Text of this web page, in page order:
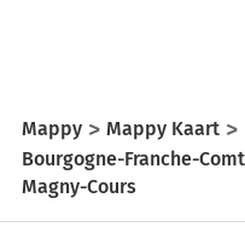
Mappy Mappy Kaart
Bourgogne-Franche-
Magny-Cours